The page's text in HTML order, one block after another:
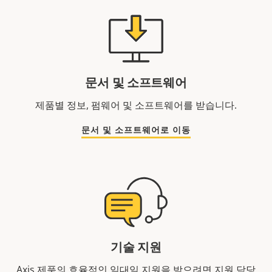
문서 및 소프트웨어
제품별 정보, 펌웨어 및 소프트웨어를 받습니다.
문서 및 소프트웨어로 이동
기술 지원